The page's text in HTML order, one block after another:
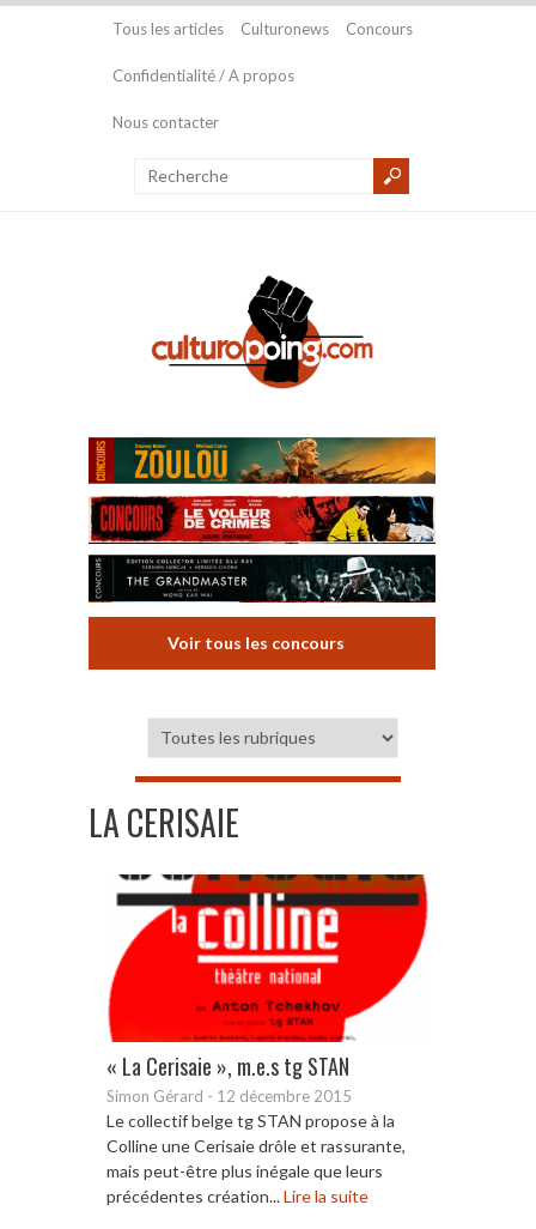
Tous les articles Culturonews Concours
Confidentialité / A propos
Nous contacter
Voir tous les concours
LA CERISAIE
« La Cerisaie », m.e.s tg STAN
Simon Gérard - 12 décembre 2015
Le collectif belge tg STAN propose à la
Colline une Cerisaie drôle et rassurante,
mais peut-être plus inégale que leurs
précédentes création...Lire la suite